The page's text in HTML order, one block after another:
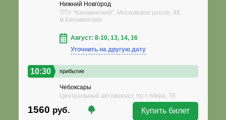
Нижний Новгород
ТПУ "Канавинский", Московское шоссе, 4Е,
м.Канавинская
Август: 8-10, 13, 14, 16
Уточнить на другую дату
10:30 прибытие
Чебоксары
Центральный автовокзал, пр-т Мира, 78
1560 руб. Купить билет